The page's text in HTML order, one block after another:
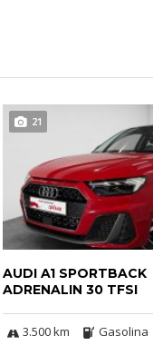
21
AUDI A1 SPORTBACK
ADRENALIN 30 TFSI
3.500 km Gasolina